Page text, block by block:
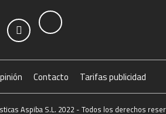
Contacto Tarifas publicidad
Aspiba S.L. 2022 - Todos los derechos